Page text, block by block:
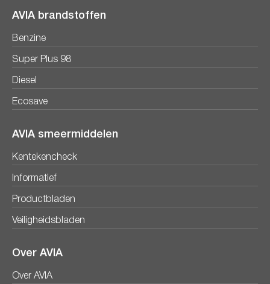
AVIA brandstoffen
Benzine
Super Plus 98
Diesel
Ecosave
AVIA smeermiddelen
Kentekencheck
Informatief
Productbladen
Veiligheidsbladen
Over AVIA
Over AVIA